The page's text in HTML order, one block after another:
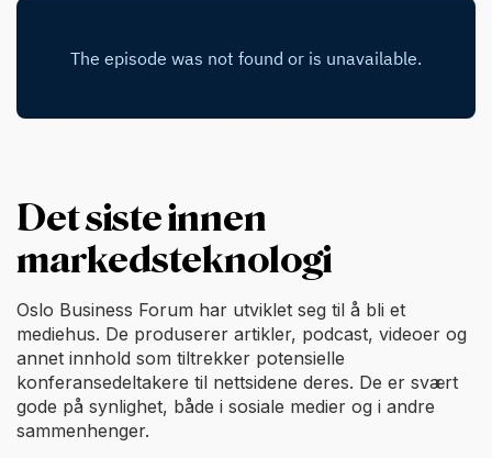
Det siste innen
markedsteknologi
Oslo Business Forum har utviklet seg til å bli et
mediehus. De produserer artikler, podcast, videoer og
annet innhold som tiltrekker potensielle
konferansedeltakere til nettsidene deres. De er svært
gode på synlighet, både i sosiale medier og i andre
sammenhenger.